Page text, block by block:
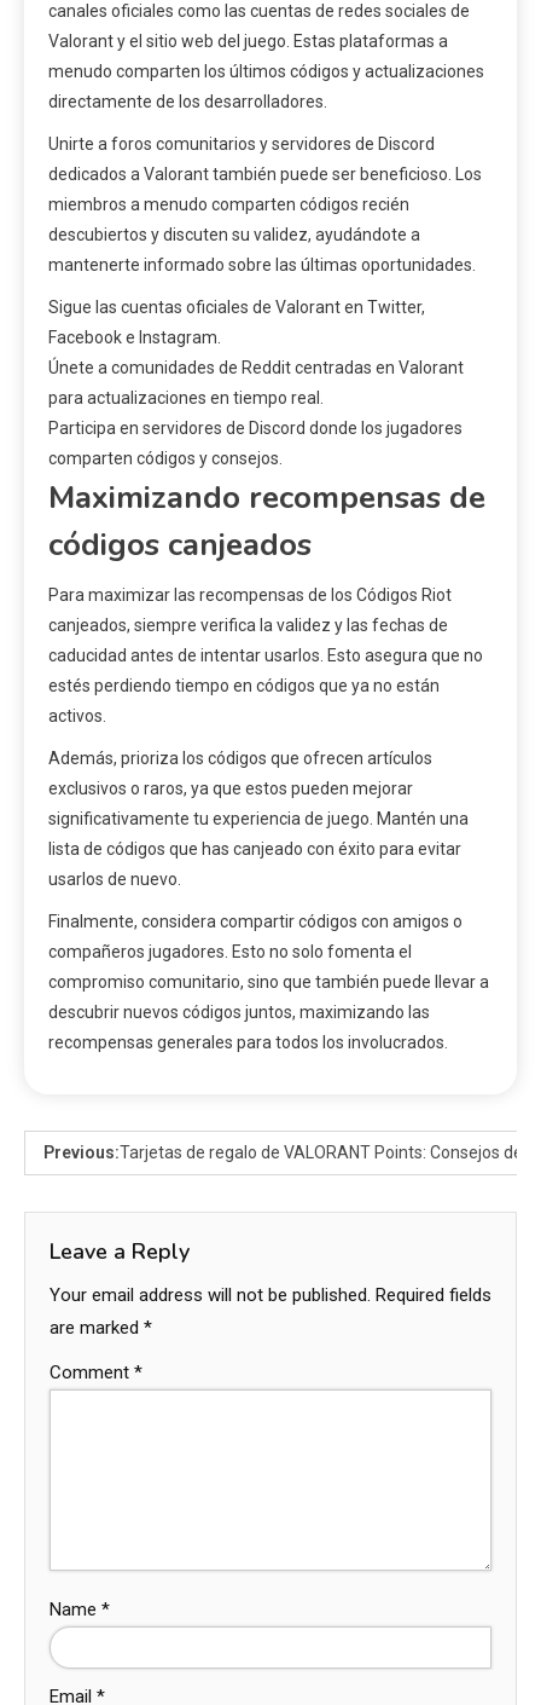
canales oficiales como las cuentas de redes sociales de
Valorant y el sitio web del juego. Estas plataformas a
menudo comparten los últimos códigos y actualizaciones
directamente de los desarrolladores.
Unirte a foros comunitarios y servidores de Discord
dedicados a Valorant también puede ser beneficioso. Los
miembros a menudo comparten códigos recién
descubiertos y discuten su validez, ayudándote a
mantenerte informado sobre las últimas oportunidades.
Sigue las cuentas oficiales de Valorant en Twitter,
Facebook e Instagram.
Únete a comunidades de Reddit centradas en Valorant
para actualizaciones en tiempo real.
Participa en servidores de Discord donde los jugadores
comparten códigos y consejos.
Maximizando recompensas de
códigos canjeados
Para maximizar las recompensas de los Códigos Riot
canjeados, siempre verifica la validez y las fechas de
caducidad antes de intentar usarlos. Esto asegura que no
estés perdiendo tiempo en códigos que ya no están
activos.
Además, prioriza los códigos que ofrecen artículos
exclusivos o raros, ya que estos pueden mejorar
significativamente tu experiencia de juego. Mantén una
lista de códigos que has canjeado con éxito para evitar
usarlos de nuevo.
Finalmente, considera compartir códigos con amigos o
compañeros jugadores. Esto no solo fomenta el
compromiso comunitario, sino que también puede llevar a
descubrir nuevos códigos juntos, maximizando las
recompensas generales para todos los involucrados.
Previous:Tarjetas de regalo de VALORANT Points: Consejos de
Leave a Reply
Your email address will not be published. Required fields
are marked *
Comment *
Name *
Email *